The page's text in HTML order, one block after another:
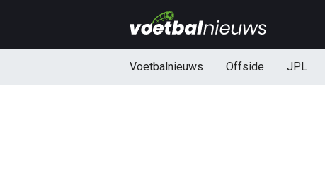
Voetbalnieuws Offside JPL